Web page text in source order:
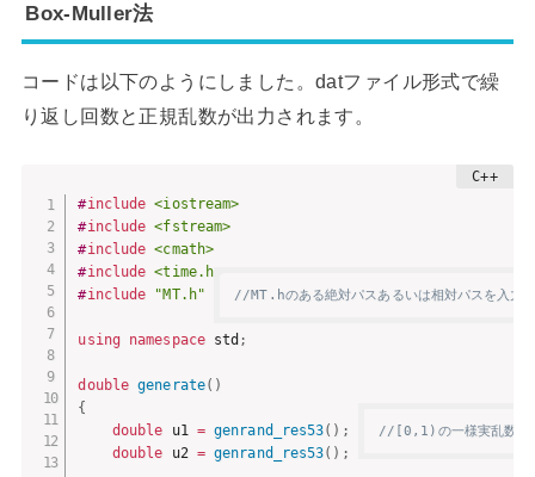
Box-Muller法
コードは以下のようにしました。datファイル形式で繰
り返し回数と正規乱数が出力されます。
#include <iostream>
#include <fstream>
#include <cmath>
#include <time.h>
#include "MT.h" //MT.hのある絶対パスあるいは相対パスを入力
using namespace std ;
double generate( )
{
double u1 = genrand_res53( ) ; //[0,1)の一様実乱数
double u2 = genrand_res53( ) ;